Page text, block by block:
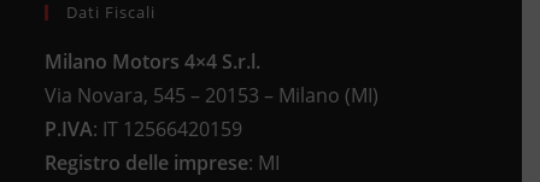
Dati Fiscali
Milano Motors 4×4 S.r.l.
Via Novara, 545 – 20153 – Milano (MI)
P.IVA: IT 12566420159
Registro delle imprese: MI